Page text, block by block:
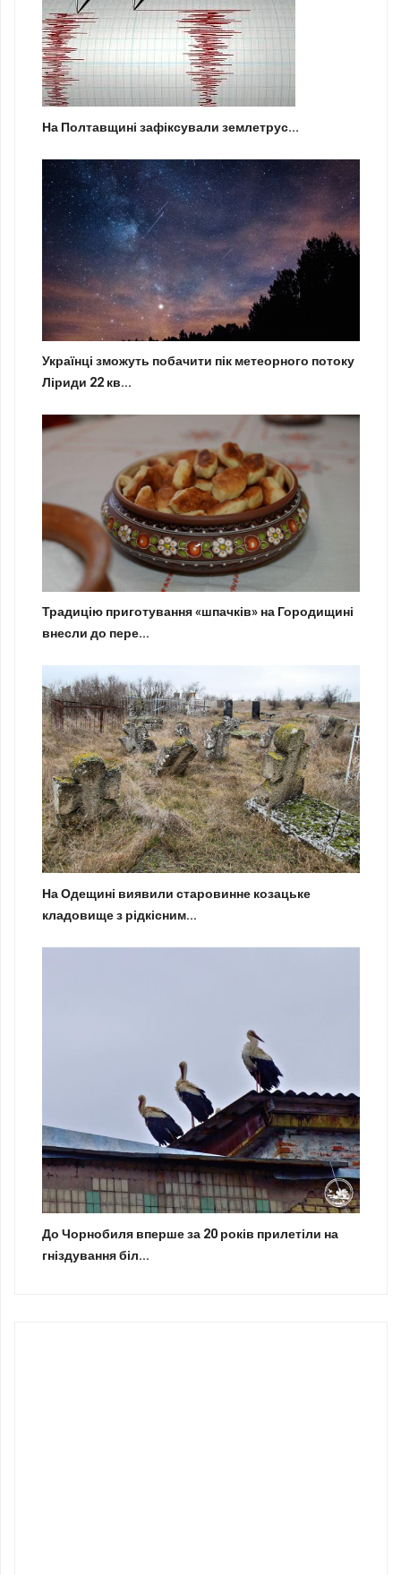
На Полтавщині зафіксували землетрус...
Українці зможуть побачити пік метеорного потоку
Ліриди 22 кв...
Традицію приготування «шпачків» на Городищині
внесли до пере...
На Одещині виявили старовинне козацьке
кладовище з рідкісним...
До Чорнобиля вперше за 20 років прилетіли на
гніздування біл...